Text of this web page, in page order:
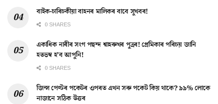
বাইক-চাৰিচকীয়া বাহনৰ মালিকৰ বাবে সুখবৰ!
0 SHARES
একাধিক নাৰীৰ সংগ পছন্দ শ্বাহৰুখৰ পুত্ৰৰ! প্ৰেমিকাৰ পৰিচয় জানি
হতভম্ব হ’ব আপুনি!
0 SHARES
জিন্স পেণ্টৰ পকেটৰ ওপৰত এখন সৰু পকেট কিয় থাকে? ৯৯% লোকে
নাজানে সঠিক উত্তৰ